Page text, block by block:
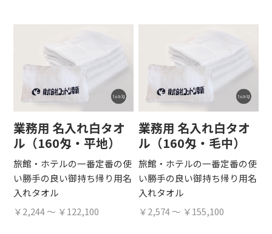
業務用 名入れ白タオ
ル（160匁・平地）
旅館・ホテルの一番定番の使
い勝手の良い御持ち帰り用名
入れタオル
￥2,244 ～ ￥122,100
業務用 名入れ白タオ
ル（160匁・毛中）
旅館・ホテルの一番定番の使
い勝手の良い御持ち帰り用名
入れタオル
￥2,574 ～ ￥155,100